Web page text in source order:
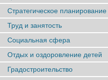
Стратегическое планирование
Труд и занятость
Социальная сфера
Отдых и оздоровление детей
Градостроительство